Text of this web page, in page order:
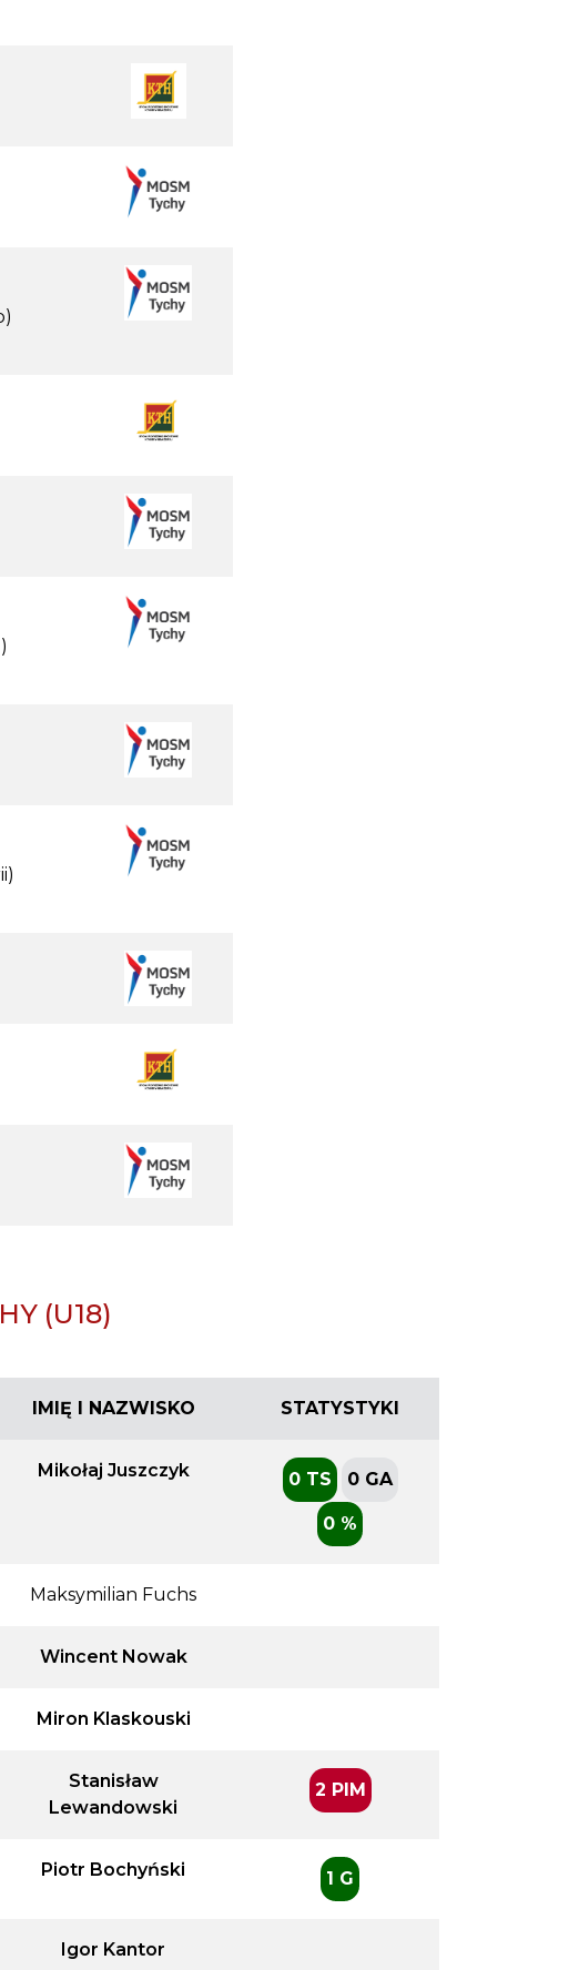
(U18)
IMIĘ I NAZWISKO STATYSTYKI
Mikołaj Juszczyk 0 TS 0 GA
0 %
Maksymilian Fuchs
Wincent Nowak
Miron Klaskouski
Stanisław
Lewandowski
2 PIM
Piotr Bochyński 1 G
Igor Kantor